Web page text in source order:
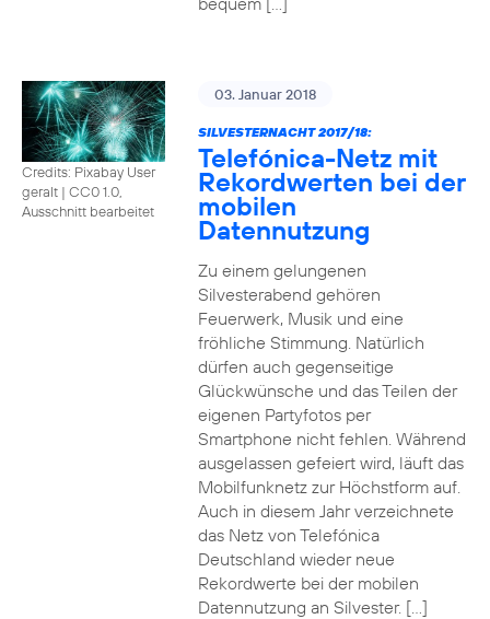
Credits: Pixabay User
geralt | CC0 1.0,
Ausschnitt bearbeitet
03. Januar 2018
SILVESTERNACHT 2017/18:
Telefónica-Netz mit
Rekordwerten bei der
mobilen
Datennutzung
Zu einem gelungenen
Silvesterabend gehören
Feuerwerk, Musik und eine
fröhliche Stimmung. Natürlich
dürfen auch gegenseitige
Glückwünsche und das Teilen der
eigenen Partyfotos per
Smartphone nicht fehlen. Während
ausgelassen gefeiert wird, läuft das
Mobilfunknetz zur Höchstform auf.
Auch in diesem Jahr verzeichnete
das Netz von Telefónica
Deutschland wieder neue
Rekordwerte bei der mobilen
Datennutzung an Silvester. […]